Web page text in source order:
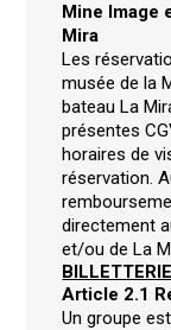
Mine Image
Mira
Les
musée de la
bateau La
présentes
horaires de
réservation.
directement
et/ou de La
Article 2.1
Un groupe